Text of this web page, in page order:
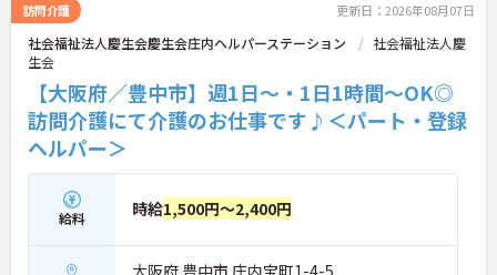
訪問介護 更新日：2026年08月07日
社会福祉法人慶生会慶生会庄内ヘルパーステーション
社会福祉法人慶
生会
【大阪府／豊中市】週1日～・1日1時間～OK◎
訪問介護にて介護のお仕事です♪＜パート・登録
ヘルパー＞
給料 時給1,500円～2,400円